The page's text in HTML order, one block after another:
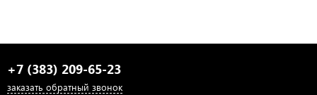
+7 (383) 209-65-23
заказать обратный звонок